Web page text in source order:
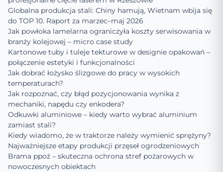
Globalna produkcja stali: Chiny hamują, Wietnam wbija się
do TOP 10. Raport za marzec–maj 2026
Jak powłoka lamelarna ograniczyła koszty serwisowania w
branży kolejowej – micro case study
Kartonowe tuby i tuleje tekturowe w designie opakowań –
połączenie estetyki i funkcjonalności
Jak dobrać łożysko ślizgowe do pracy w wysokich
temperaturach?
Jak rozpoznać, czy błąd pozycjonowania wynika z
mechaniki, napędu czy enkodera?
Odkuwki aluminiowe – kiedy warto wybrać aluminium
zamiast stali?
Kiedy wiadomo, że w traktorze należy wymienić sprężyny?
Najważniejsze etapy produkcji przęseł ogrodzeniowych
Brama ppoż – skuteczna ochrona stref pożarowych w
nowoczesnych obiektach